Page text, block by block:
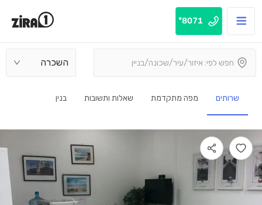
8071*
השכרה
שרותים מפה מתקדמת שאלות ותשובות בנין